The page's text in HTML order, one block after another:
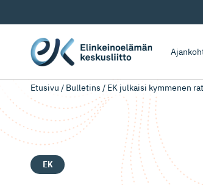
Etusivu / Bulletins / EK julkaisi kymmenen
EK